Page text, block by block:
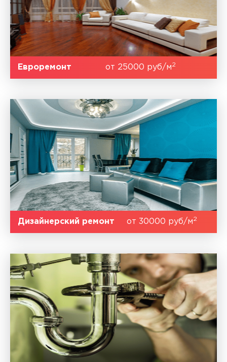
Евроремонт от 25000 руб/м2
Дизайнерский ремонт от 30000 руб/м2